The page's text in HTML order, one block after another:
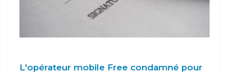
L'opérateur mobile Free condamné pour